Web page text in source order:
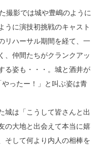
撮影では城や豊嶋のように
うに演技初挑戦のキャスト
リハーサル期間を経て、一
、仲間たちがクランクアッ
る姿も・・・。城と酒井が
ったー！」と叫ぶ姿は青
城は「こうして皆さんと出
の大地と出会えて本当に嬉
そして何より内人の相棒を